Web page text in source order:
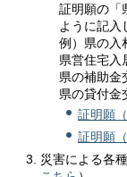
証明願の「
ように記入
例）県の入
県営住宅入
県の補助金
県の貸付金
証明願
証明願
災害による各